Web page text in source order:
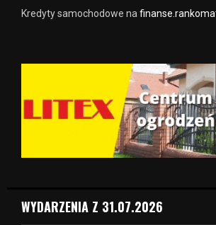
Kredyty samochodowe na
WYDARZENIA Z 31.07.2026